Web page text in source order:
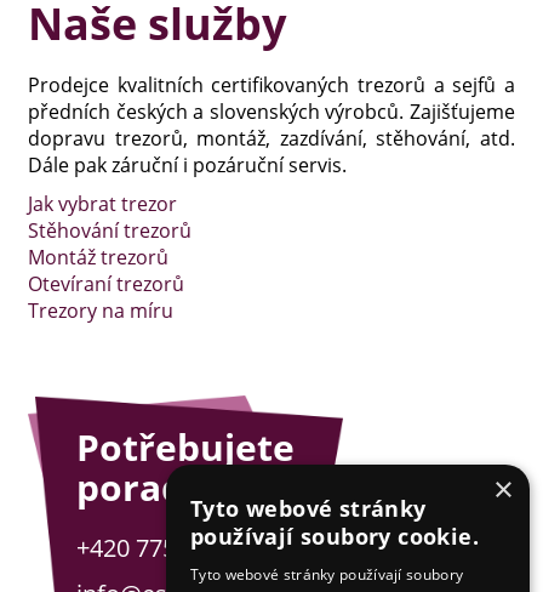
Naše služby
Prodejce kvalitních certifikovaných trezorů a sejfů a
předních českých a slovenských výrobců. Zajišťujeme
dopravu trezorů, montáž, zazdívání, stěhování, atd.
Dále pak záruční i pozáruční servis.
Jak vybrat trezor
Stěhování trezorů
Montáž trezorů
Otevíraní trezorů
Trezory na míru
Potřebujete
poradit?
+420 775 201 001
×
Tyto webové stránky
používají soubory cookie.
Tyto webové stránky používají soubory